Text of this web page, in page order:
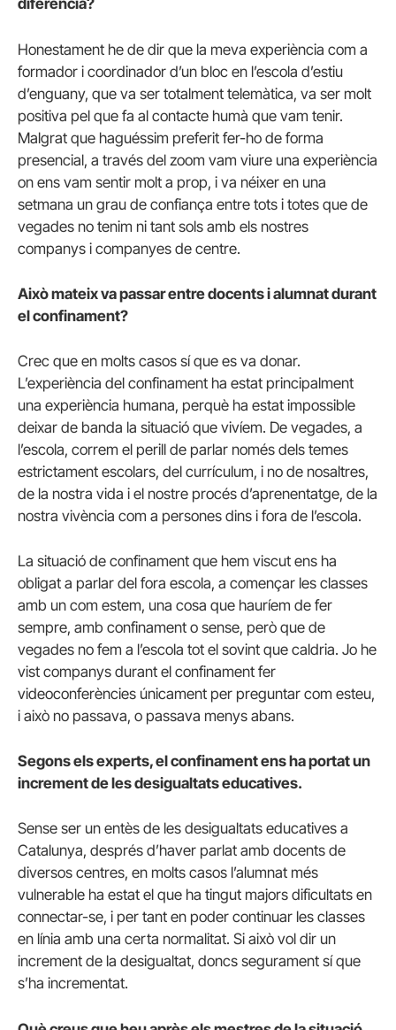
diferència?
Honestament he de dir que la meva experiència com a
formador i coordinador d’un bloc en l’escola d’estiu
d’enguany, que va ser totalment telemàtica, va ser molt
positiva pel que fa al contacte humà que vam tenir.
Malgrat que haguéssim preferit fer-ho de forma
presencial, a través del zoom vam viure una experiència
on ens vam sentir molt a prop, i va néixer en una
setmana un grau de confiança entre tots i totes que de
vegades no tenim ni tant sols amb els nostres
companys i companyes de centre.
Això mateix va passar entre docents i alumnat durant
el confinament?
Crec que en molts casos sí que es va donar.
L’experiència del confinament ha estat principalment
una experiència humana, perquè ha estat impossible
deixar de banda la situació que vivíem. De vegades, a
l’escola, correm el perill de parlar només dels temes
estrictament escolars, del currículum, i no de nosaltres,
de la nostra vida i el nostre procés d’aprenentatge, de la
nostra vivència com a persones dins i fora de l’escola.
La situació de confinament que hem viscut ens ha
obligat a parlar del fora escola, a començar les classes
amb un com estem, una cosa que hauríem de fer
sempre, amb confinament o sense, però que de
vegades no fem a l’escola tot el sovint que caldria. Jo he
vist companys durant el confinament fer
videoconferències únicament per preguntar com esteu,
i això no passava, o passava menys abans.
Segons els experts, el confinament ens ha portat un
increment de les desigualtats educatives.
Sense ser un entès de les desigualtats educatives a
Catalunya, després d’haver parlat amb docents de
diversos centres, en molts casos l’alumnat més
vulnerable ha estat el que ha tingut majors dificultats en
connectar-se, i per tant en poder continuar les classes
en línia amb una certa normalitat. Si això vol dir un
increment de la desigualtat, doncs segurament sí que
s’ha incrementat.